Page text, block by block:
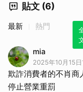
貼文 (6)
最新 熱門
mia
2025年10月15
欺詐消費者的不肖商
停止營業重罰